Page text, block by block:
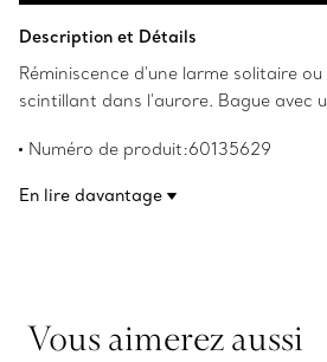
Description et Détails
Réminiscence d'une larme solitaire
scintillant dans l'aurore. Bague avec
originales sont détenus par Elsa
Numéro de produit:60135629
En lire davantage
Vous aimerez aussi